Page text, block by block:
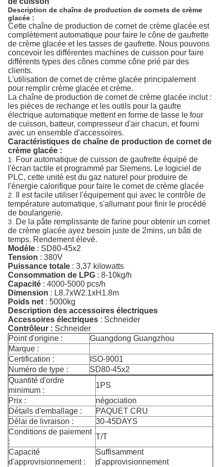
Description de chaîne de production de cornets de crème
glacée :
Cette chaîne de production de cornet de crème glacée est
complètement automatique pour faire le cône de gaufrette
de crème glacée et les tasses de gaufrette. Nous pouvons
concevoir les différentes machines de cuisson pour faire
différents types des cônes comme cône prié par des
clients.
L'utilisation de cornet de crème glacée principalement
pour remplir crème glacée et crème.
La chaîne de production de cornet de crème glacée inclut :
les pièces de rechange et les outils pour la gaufre
électrique automatique mettent en forme de tasse le four
de cuisson, batteur, compresseur d'air chacun, et fourni
avec un ensemble d'accessoires.
Caractéristiques de chaîne de production de cornet de
crème glacée :
1.
Four automatique de cuisson de gaufrette équipé de
l'écran tactile et programmé par Siemens. Le logiciel de
PLC, cette unité est du gaz naturel pour produire de
l'énergie calorifique pour faire le cornet de crème glacée
2.
Il est facile utiliser l'équipement qui avec le contrôle de
température automatique, s'allumant pour finir le procédé
de boulangerie.
3.
De la pâte remplissante de farine pour obtenir un cornet
de crème glacée ayez besoin juste de 2mins, un bâti de
temps. Rendement élevé.
Modèle : SD80-45x2
Tension : 380V
Puissance totale : 3,37 kilowatts
Consommation de LPG : 8-10kg/h
Capacité : 4000-5000 pcs/h
Dimension : L8.7xW2.1xH1.8m
Poids net : 5000kg
Description des accessoires électriques
Accessoires électriques : Schneider
Contrôleur : Schneider
Point d'origine :
Guangdong Guangzhou
Marque :
Certification :
ISO-9001
Numéro de type :
SD80-45x2
Quantité d'ordre
minimum :
1PS
Prix :
négociation
Détails d'emballage :
PAQUET CRU
Délai de livraison :
30-45DAYS
Conditions de paiement
:
T/T
Capacité
d'approvisionnement :
Suffisamment
d'approvisionnement